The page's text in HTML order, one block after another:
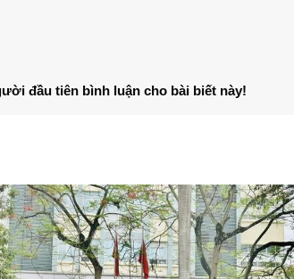
đầu tiên bình luận cho bài biết này!